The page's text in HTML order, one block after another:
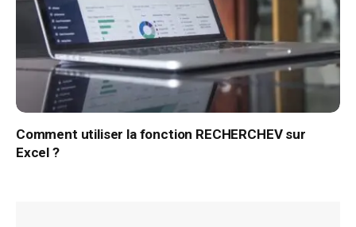
Comment utiliser la fonction RECHERCHEV sur
Excel ?